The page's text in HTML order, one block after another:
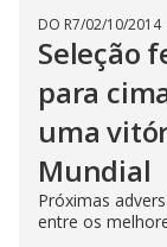
DO R7/02/10/2014
Seleção
para
uma
Mundial
Próximas
entre os